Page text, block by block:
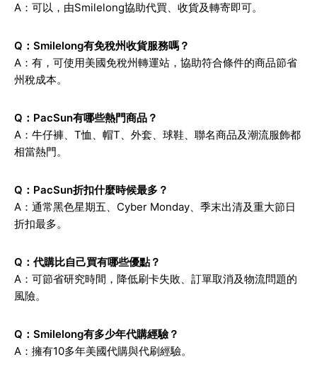
A：可以，由Smilelong協助代買、收貨及轉寄即可。
Q：Smilelong有免稅州收貨服務嗎？
A：有，可使用美國免稅州轉運站，協助符合條件的商品節省
州稅成本。
Q：PacSun有哪些熱門商品？
A：牛仔褲、T恤、帽T、外套、球鞋、聯名商品及潮流服飾都
相當熱門。
Q：PacSun折扣什麼時候最多？
A：通常黑色星期五、Cyber Monday、季末出清及重大節日
折扣最多。
Q：代購比自己買有哪些優點？
A：可節省研究時間，降低刷卡失敗、訂單取消及物流問題的
風險。
Q：Smilelong有多少年代購經驗？
A：擁有10多年美國代購與代刷經驗。